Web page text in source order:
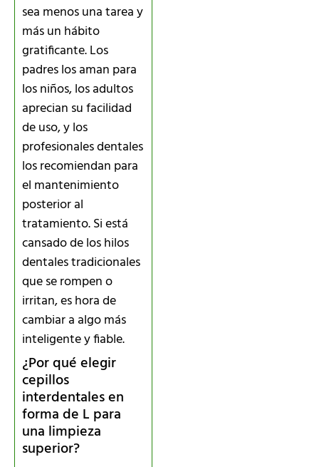
sea menos una tarea y
más un hábito
gratificante. Los
padres los aman para
los niños, los adultos
aprecian su facilidad
de uso, y los
profesionales dentales
los recomiendan para
el mantenimiento
posterior al
tratamiento. Si está
cansado de los hilos
dentales tradicionales
que se rompen o
irritan, es hora de
cambiar a algo más
inteligente y fiable.
¿Por qué elegir
cepillos
interdentales en
forma de L para
una limpieza
superior?